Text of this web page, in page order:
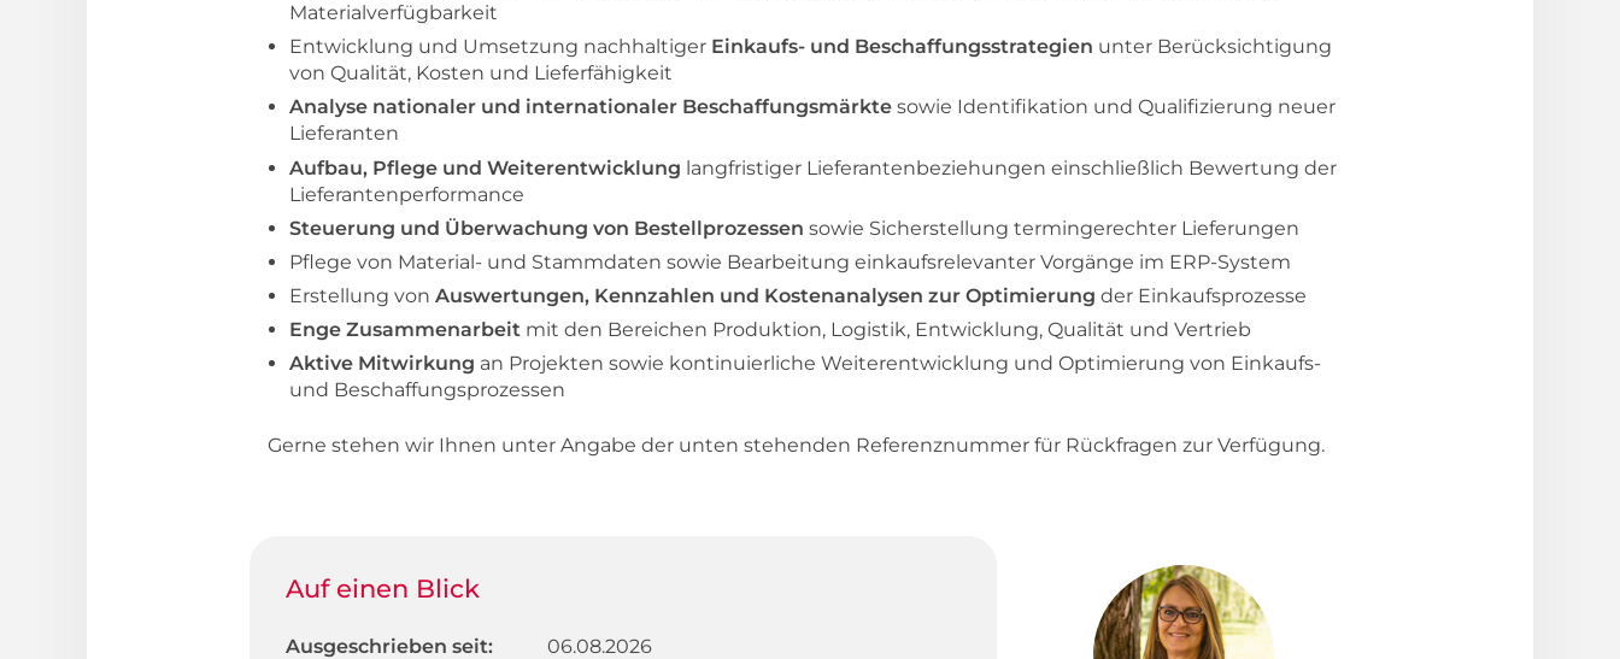
Materialverfügbarkeit
Entwicklung und Umsetzung nachhaltiger Einkaufs- und Beschaffungsstrategien unter Berücksichtigung
von Qualität, Kosten und Lieferfähigkeit
Analyse nationaler und internationaler Beschaffungsmärkte sowie Identifikation und Qualifizierung neuer
Lieferanten
Aufbau, Pflege und Weiterentwicklung langfristiger Lieferantenbeziehungen einschließlich Bewertung der
Lieferantenperformance
Steuerung und Überwachung von Bestellprozessen sowie Sicherstellung termingerechter Lieferungen
Pflege von Material- und Stammdaten sowie Bearbeitung einkaufsrelevanter Vorgänge im ERP-System
Erstellung von Auswertungen, Kennzahlen und Kostenanalysen zur Optimierung der Einkaufsprozesse
Enge Zusammenarbeit mit den Bereichen Produktion, Logistik, Entwicklung, Qualität und Vertrieb
Aktive Mitwirkung an Projekten sowie kontinuierliche Weiterentwicklung und Optimierung von Einkaufs-
und Beschaffungsprozessen
Gerne stehen wir Ihnen unter Angabe der unten stehenden Referenznummer für Rückfragen zur Verfügung.
Auf einen Blick
Ausgeschrieben seit:
06.08.2026